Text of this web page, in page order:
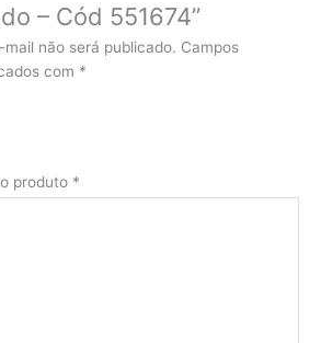
– Cód 551674”
não será publicado. Campos
com *
produto *